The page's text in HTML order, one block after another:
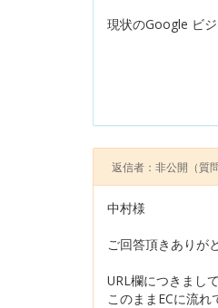
現状のGoogle ビ
返信者：非公開 （質
中村様
ご回答頂きありが
URL欄につきまし
このままECに流